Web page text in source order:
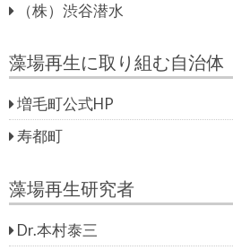
（株）渋谷潜水
藻場再生に取り組む自治体
増毛町公式HP
寿都町
藻場再生研究者
Dr.本村泰三